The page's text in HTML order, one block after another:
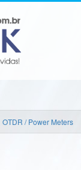
OTDR / Power Meters